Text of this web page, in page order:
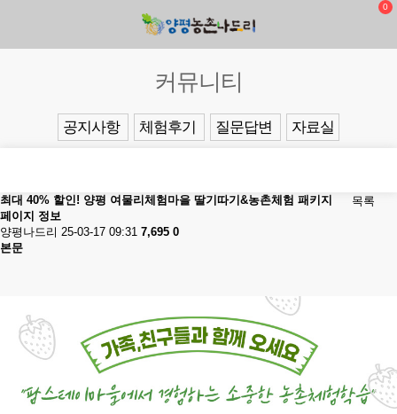
0
커뮤니티
공지사항 체험후기 질문답변 자료실
목록
최대 40% 할인! 양평 여물리체험마을 딸기따기&농촌체험 패키지
페이지 정보
양평나드리 25-03-17 09:31 7,695 0
본문